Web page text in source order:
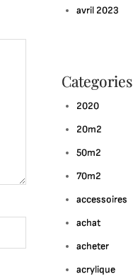
avril 2023
Categories
2020
20m2
50m2
70m2
accessoires
achat
acheter
acrylique